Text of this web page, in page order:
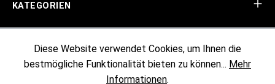
KATEGORIEN
KUNDENINFORMATIONEN
Diese Website verwendet Cookies, um Ihnen die
bestmögliche Funktionalität bieten zu können... Mehr
Informationen.